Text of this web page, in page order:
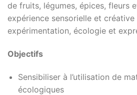
de fruits, légumes, épices, fleurs
expérience sensorielle et créative
expérimentation, écologie et
Objectifs
Sensibiliser à l’utilisation de
écologiques